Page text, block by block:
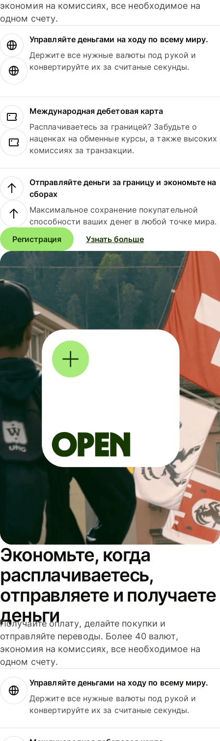
экономия на комиссиях, все необходимое на
одном счету.
Управляйте деньгами на ходу по всему миру.
Держите все нужные валюты под рукой и
конвертируйте их за считаные секунды.
Международная дебетовая карта
Расплачиваетесь за границей? Забудьте о
наценках на обменные курсы, а также высоких
комиссиях за транзакции.
Отправляйте деньги за границу и экономьте на
сборах
Максимальное сохранение покупательной
способности ваших денег в любой точке мира.
Регистрация
Узнать больше
Экономьте, когда
расплачиваетесь,
отправляете и получаете
деньги
Получайте оплату, делайте покупки и
отправляйте переводы. Более 40 валют,
экономия на комиссиях, все необходимое на
одном счету.
Управляйте деньгами на ходу по всему миру.
Держите все нужные валюты под рукой и
конвертируйте их за считаные секунды.